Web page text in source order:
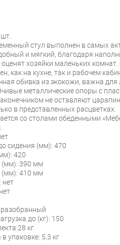
стул выполнен в самых
и мягкий, благодаря
хозяйки маленьких
как на кухне, так и рабочем
обивка из экокожи, важна для
металлические опоры с
не оставляют царапин
в представленных расцветках.
со столами обеденными
сидения (мм): 470
420
(мм): 390 мм
(мм): 410 мм
нет
разобранный
до (кг): 150
28 кг
упаковке: 5,3 кг